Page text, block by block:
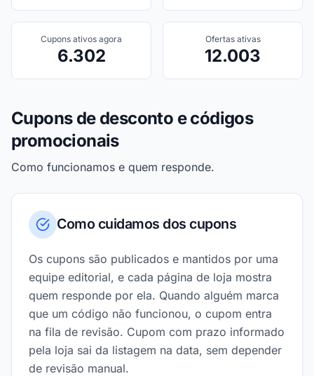
Cupons ativos agora
6.302
Ofertas ativas
12.003
Cupons de desconto e códigos
promocionais
Como funcionamos e quem responde.
Como cuidamos dos cupons
Os cupons são publicados e mantidos por uma
equipe editorial, e cada página de loja mostra
quem responde por ela. Quando alguém marca
que um código não funcionou, o cupom entra
na fila de revisão. Cupom com prazo informado
pela loja sai da listagem na data, sem depender
de revisão manual.